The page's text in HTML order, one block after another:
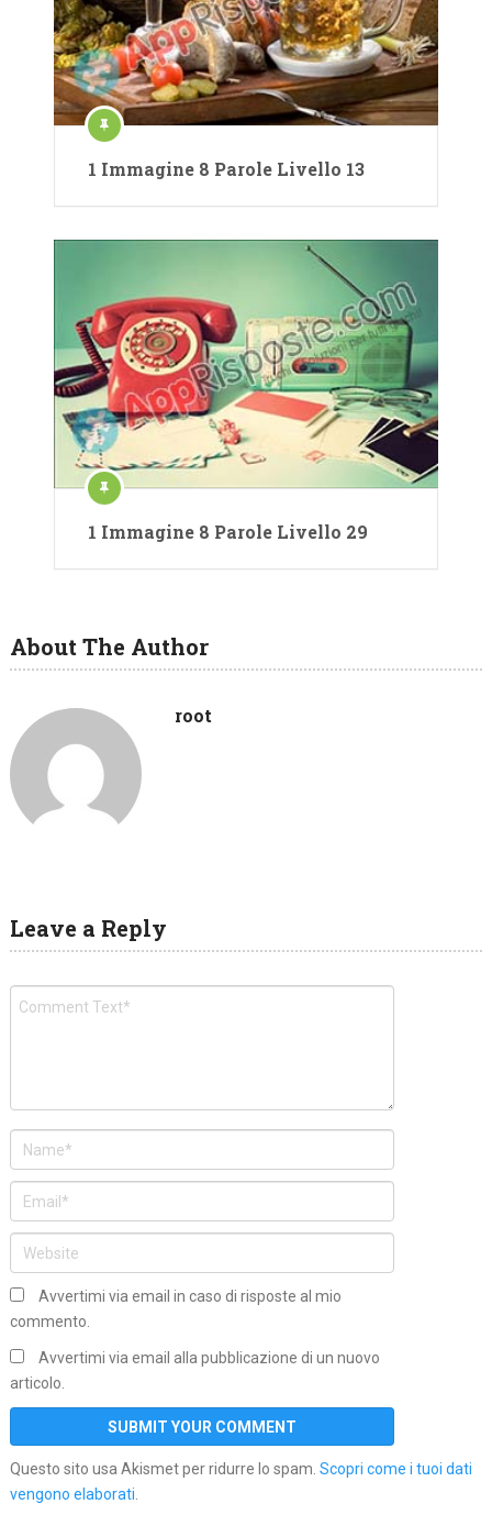
1 Immagine 8 Parole Livello 13
1 Immagine 8 Parole Livello 29
About The Author
root
Leave a Reply
Avvertimi via email in caso di risposte al mio
commento.
Avvertimi via email alla pubblicazione di un nuovo
articolo.
Questo sito usa Akismet per ridurre lo spam. Scopri come i tuoi dati
vengono elaborati.